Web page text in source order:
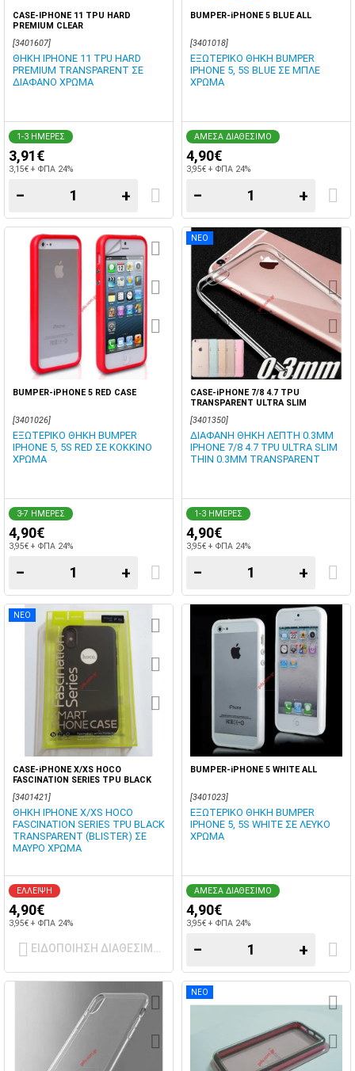
CASE-IPHONE 11 TPU HARD
PREMIUM CLEAR
[3401607]
ΘΗΚΗ IPHONE 11 TPU HARD
PREMIUM TRANSPARENT ΣΕ
ΔΙΑΦΑΝΟ ΧΡΩΜΑ
1-3 ΗΜΕΡΕΣ
3,91€
3,15€ + ΦΠΑ 24%
− +
BUMPER-iPHONE 5 BLUE ALL
[3401018]
ΕΞΩΤΕΡΙΚΟ ΘΗΚΗ BUMPER
IPHONE 5, 5S BLUE ΣΕ ΜΠΛΕ
ΧΡΩΜΑ
ΑΜΕΣΑ ΔΙΑΘΕΣΙΜΟ
4,90€
3,95€ + ΦΠΑ 24%
− +
BUMPER-iPHONE 5 RED CASE
[3401026]
ΕΞΩΤΕΡΙΚΟ ΘΗΚΗ BUMPER
IPHONE 5, 5S RED ΣΕ ΚΟΚΚΙΝΟ
ΧΡΩΜΑ
3-7 ΗΜΕΡΕΣ
4,90€
3,95€ + ΦΠΑ 24%
− +
ΝΕΟ
CASE-iPHONE 7/8 4.7 TPU
TRANSPARENT ULTRA SLIM
[3401350]
ΔΙΑΦΑΝΗ ΘΗΚΗ ΛΕΠΤΗ 0.3MM
IPHONE 7/8 4.7 TPU ULTRA SLIM
THIN 0.3MM TRANSPARENT
1-3 ΗΜΕΡΕΣ
4,90€
3,95€ + ΦΠΑ 24%
− +
ΝΕΟ
CASE-iPHONE X/XS HOCO
FASCINATION SERIES TPU BLACK
[3401421]
ΘΗΚΗ IPHONE X/XS HOCO
FASCINATION SERIES TPU BLACK
TRANSPARENT (BLISTER) ΣΕ
ΜΑΥΡΟ ΧΡΩΜΑ
ΕΛΛΕΙΨΗ
4,90€
3,95€ + ΦΠΑ 24%
ΕΙΔΟΠΟΙΗΣΗ ΔΙΑΘΕΣΙΜΟΤΗΤΑΣ
BUMPER-iPHONE 5 WHITE ALL
[3401023]
ΕΞΩΤΕΡΙΚΟ ΘΗΚΗ BUMPER
IPHONE 5, 5S WHITE ΣΕ ΛΕΥΚΟ
ΧΡΩΜΑ
ΑΜΕΣΑ ΔΙΑΘΕΣΙΜΟ
4,90€
3,95€ + ΦΠΑ 24%
− +
ΝΕΟ